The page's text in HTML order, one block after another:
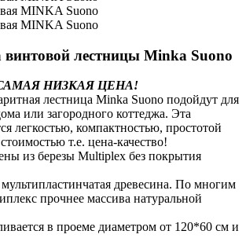
лестницы Minka Suono
НИЗКАЯ ЦЕНА!
лестница Minka Suono подойдут для
или загородного коттеджа. Эта
легкостью, компактностью, простотой
т.е. цена-качество!
из березы Multiplex без покрытия
древесина. По многим
прочнее массива натуральной
в проеме диаметром от 120*60 см и